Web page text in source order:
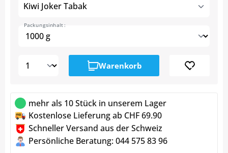
Kiwi Joker Tabak
Packungsinhalt :
Warenkorb
mehr als 10 Stück in unserem Lager
Kostenlose Lieferung ab CHF 69.90
Schneller Versand aus der Schweiz
Persönliche Beratung: 044 575 83 96